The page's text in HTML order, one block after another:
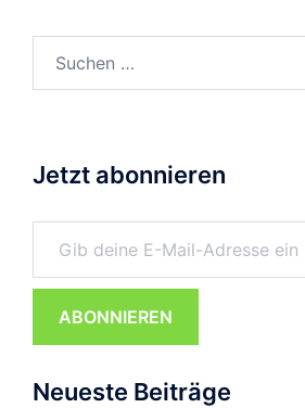
Jetzt abonnieren
Gib deine E-Mail-Adresse ein ...
ABONNIEREN
Neueste Beiträge